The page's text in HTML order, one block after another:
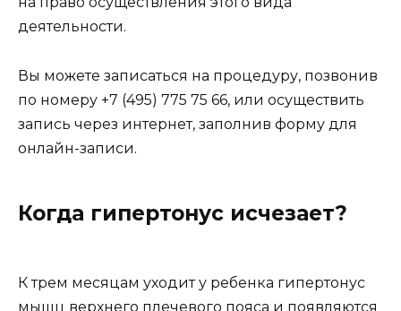
деятельности.
Вы можете записаться на процедуру, позвонив
по номеру +7 (495) 775 75 66, или осуществить
запись через интернет, заполнив форму для
онлайн-записи.
Когда гипертонус исчезает?
К трем месяцам уходит у ребенка гипертонус
мышц верхнего плечевого пояса и появляются